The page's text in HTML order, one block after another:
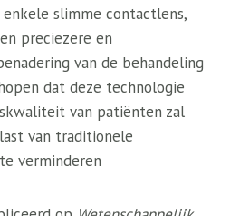
slimme contactlens,
preciezere en
van de behandeling
dat deze technologie
van patiënten zal
van traditionele
verminderen